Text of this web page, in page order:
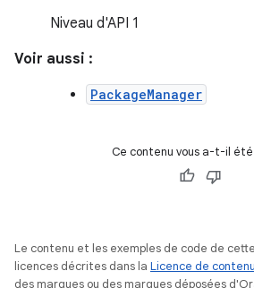
Niveau d'API 1
Voir aussi :
PackageManager
Ce contenu vous a-t-il
Le contenu et les exemples de code de
licences décrites dans la Licence de contenu
des marques ou des marques déposées